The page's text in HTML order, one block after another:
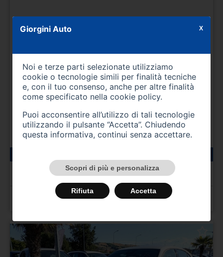
ALFA ROMEO Stelvio
Stelvio 2.2 Turbodiesel 210 CV AT8 Q4 Ti
Prezzo 38.800,00 €
Giorgini Auto
Noi e terze parti selezionate utilizziamo
cookie o tecnologie simili per finalità tecniche
e, con il tuo consenso, anche per altre finalità
come specificato nella cookie policy.
Puoi acconsentire all’utilizzo di tali tecnologie
utilizzando il pulsante “Accetta”. Chiudendo
questa informativa, continui senza accettare.
Scopri di più e personalizza
Rifiuta Accetta
X